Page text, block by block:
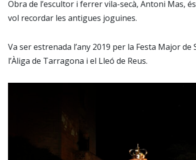
Obra de l’escultor i ferrer vila-secà, Antoni Mas,
vol recordar les antigues joguines.
Va ser estrenada l’any 2019 per la Festa Major
l’Àliga de Tarragona i el Lleó de Reus.